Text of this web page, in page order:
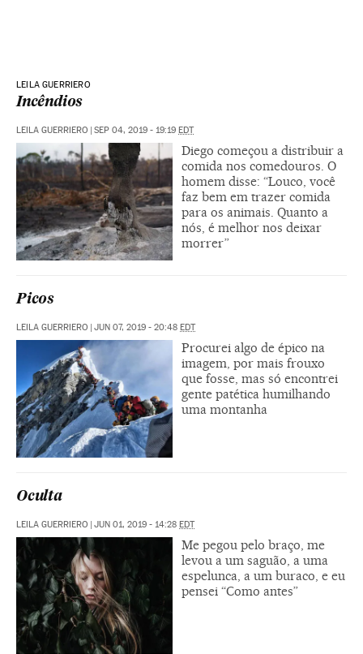
LEILA GUERRIERO
Incêndios
LEILA GUERRIERO | SEP 04, 2019 - 19:19 EDT
Diego começou a distribuir a
comida nos comedouros. O
homem disse: “Louco, você
faz bem em trazer comida
para os animais. Quanto a
nós, é melhor nos deixar
morrer”
Picos
LEILA GUERRIERO | JUN 07, 2019 - 20:48 EDT
Procurei algo de épico na
imagem, por mais frouxo
que fosse, mas só encontrei
gente patética humilhando
uma montanha
Oculta
LEILA GUERRIERO | JUN 01, 2019 - 14:28 EDT
Me pegou pelo braço, me
levou a um saguão, a uma
espelunca, a um buraco, e eu
pensei “Como antes”